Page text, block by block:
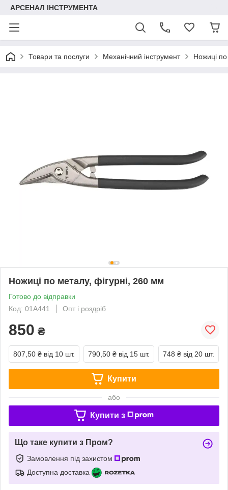
АРСЕНАЛ ІНСТРУМЕНТА
Товари та послуги Механічний інструмент Ножиці
Ножиці по металу, фігурні, 260 мм
Готово до відправки
Код: 01A441
Опт і роздріб
850 ₴
807,50 ₴ від 10 шт. 790,50 ₴ від 15 шт. 748 ₴ від 20 шт.
Купити
або
Купити з
Що таке купити з Пром?
Замовлення під захистом
Доступна доставка